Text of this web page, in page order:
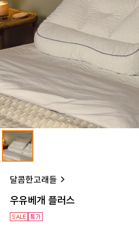
달콤한고래들
우유베개 플러스